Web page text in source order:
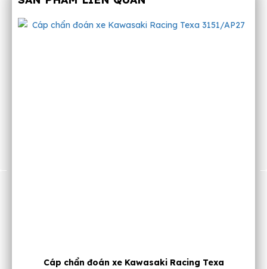
Dụng cụ đo điện ô tô xe máy 12VDC